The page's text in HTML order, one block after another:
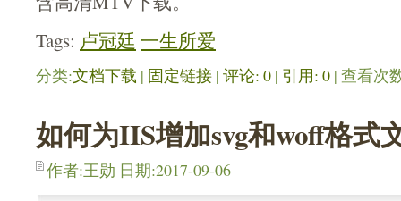
Tags: 卢冠廷 一生所爱
分类:文档下载 | 固定链接 | 评论: 0 | 引用: 0 | 查看次
如何为IIS增加svg和woff格式
作者:王勋 日期:2017-09-06